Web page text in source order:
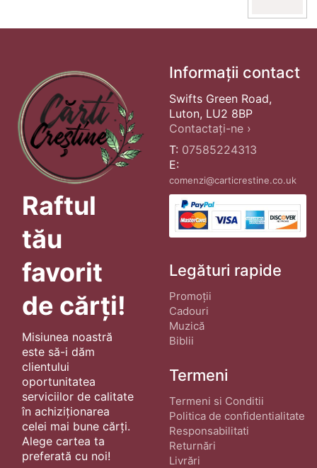
Raftul
tău
favorit
de cărți!
Misiunea noastră
este să-i dăm
clientului
oportunitatea
serviciilor de calitate
în achiziționarea
celei mai bune cărți.
Alege cartea ta
preferată cu noi!
Informații contact
Swifts Green Road,
Luton, LU2 8BP
Contactați-ne ›
T: 07585224313
E:
comenzi@carticrestine.co.uk
Legături rapide
Promoții
Cadouri
Muzică
Biblii
Termeni
Termeni si Conditii
Politica de confidentialitate
Responsabilitati
Returnări
Livrări